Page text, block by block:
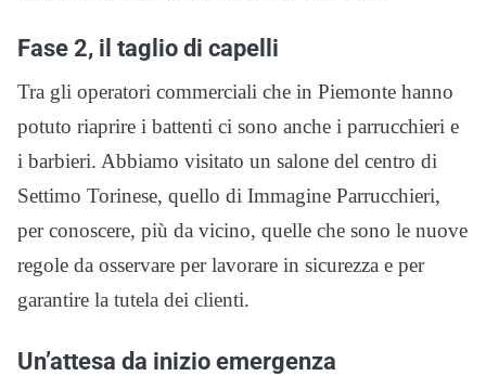
Fase 2, il taglio di capelli
Tra gli operatori commerciali che in Piemonte hanno
potuto riaprire i battenti ci sono anche i parrucchieri e
i barbieri. Abbiamo visitato un salone del centro di
Settimo Torinese, quello di Immagine Parrucchieri,
per conoscere, più da vicino, quelle che sono le nuove
regole da osservare per lavorare in sicurezza e per
garantire la tutela dei clienti.
Un’attesa da inizio emergenza